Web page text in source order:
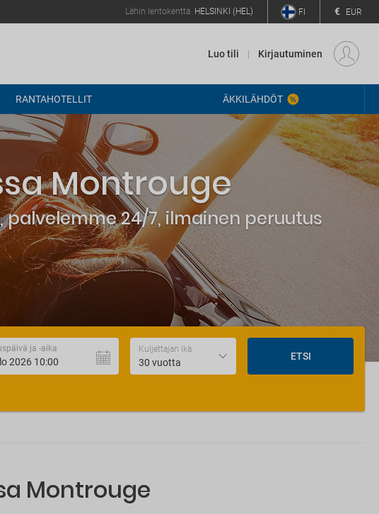
Lähin lentokenttä HELSINKI (HEL) FI € EUR
Luo tili Kirjautuminen
RANTAHOTELLIT ÄKKILÄHDÖT
Montrouge
24/7, ilmainen peruutus
ja -aika Kuljettajan ikä
30 vuotta
ETSI
Montrouge